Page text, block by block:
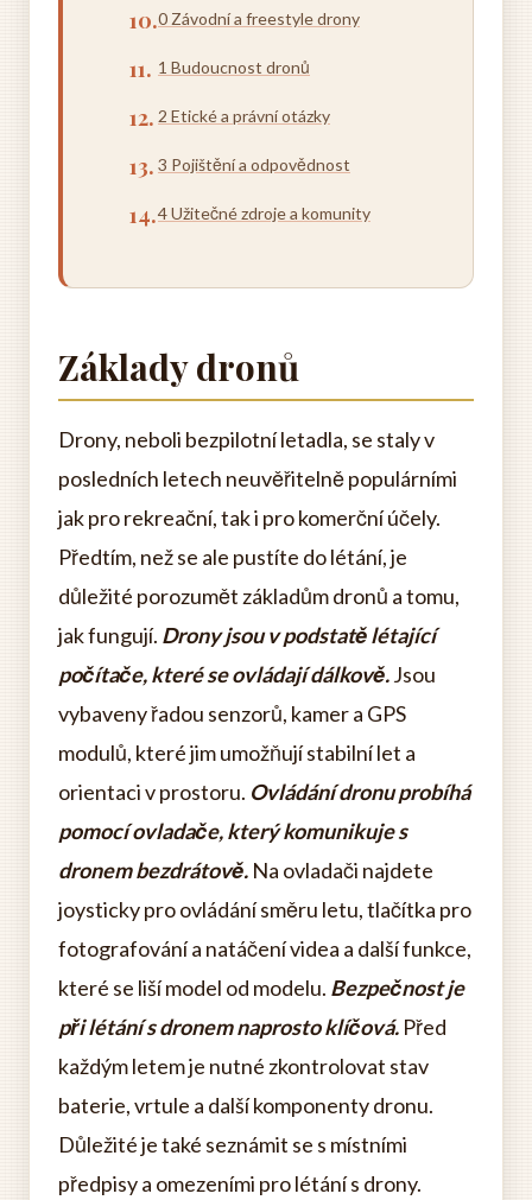
0 Závodní a freestyle drony
1 Budoucnost dronů
2 Etické a právní otázky
3 Pojištění a odpovědnost
4 Užitečné zdroje a komunity
Základy dronů
Drony, neboli bezpilotní letadla, se staly v
posledních letech neuvěřitelně populárními
jak pro rekreační, tak i pro komerční účely.
Předtím, než se ale pustíte do létání, je
důležité porozumět základům dronů a tomu,
jak fungují. Drony jsou v podstatě létající
počítače, které se ovládají dálkově.Jsou
vybaveny řadou senzorů, kamer a GPS
modulů, které jim umožňují stabilní let a
orientaci v prostoru. Ovládání dronu probíhá
pomocí ovladače, který komunikuje s
dronem bezdrátově. Na ovladači najdete
joysticky pro ovládání směru letu, tlačítka pro
fotografování a natáčení videa a další funkce,
které se liší model od modelu. Bezpečnost je
při létání s dronem naprosto klíčová. Před
každým letem je nutné zkontrolovat stav
baterie, vrtule a další komponenty dronu.
Důležité je také seznámit se s místními
předpisy a omezeními pro létání s drony.